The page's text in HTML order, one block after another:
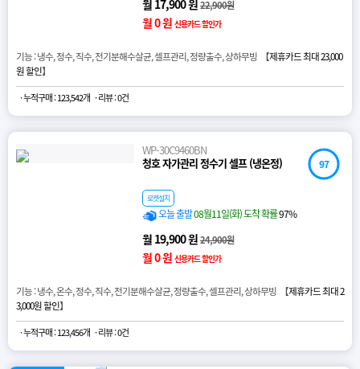
월 17,900 원22,900원
월 0 원 신용카드 할인가
기능 : 냉수, 정수, 직수, 전기분해수살균, 셀프관리, 정량출수, 상하무빙 【제휴카드 최대 23,000
원 할인】
· 누적구매 : 123,542개 · 리뷰 : 0건
97
WP-30C9460BN
청호 자가관리 정수기 셀프 (냉온정)
로켓설치
오늘 출발08월11일(화) 도착 확률97%
월 19,900 원24,900원
월 0 원 신용카드 할인가
기능 : 냉수, 온수, 정수, 직수, 전기분해수살균, 정량출수, 셀프관리, 상하무빙 【제휴카드 최대 2
3,000원 할인】
· 누적구매 : 123,456개 · 리뷰 : 0건